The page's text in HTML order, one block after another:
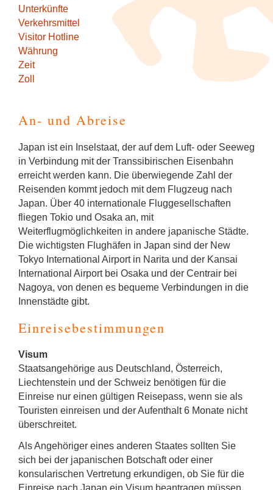
Unterkünfte
Verkehrsmittel
Visitor Hotline
Währung
Zeit
Zoll
An- und Abreise
Japan ist ein Inselstaat, der auf dem Luft- oder Seeweg
in Verbindung mit der Transsibirischen Eisenbahn
erreicht werden kann. Die überwiegende Zahl der
Reisenden kommt jedoch mit dem Flugzeug nach
Japan. Über 40 internationale Fluggesellschaften
fliegen Tokio und Osaka an, mit
Weiterflugmöglichkeiten in andere japanische Städte.
Die wichtigsten Flughäfen in Japan sind der New
Tokyo International Airport in Narita und der Kansai
International Airport bei Osaka und der Centrair bei
Nagoya, von denen es bequeme Verbindungen in die
Innenstädte gibt.
Einreisebestimmungen
Visum
Staatsangehörige aus Deutschland, Österreich,
Liechtenstein und der Schweiz benötigen für die
Einreise nur einen gültigen Reisepass, wenn sie als
Touristen einreisen und der Aufenthalt 6 Monate nicht
überschreitet.
Als Angehöriger eines anderen Staates sollten Sie
sich bei der japanischen Botschaft oder einer
konsularischen Vertretung erkundigen, ob Sie für die
Einreise nach Japan ein Visum beantragen müssen.